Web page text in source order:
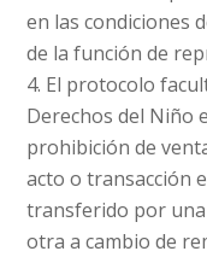
en las condiciones
de la función de
El protocolo
Derechos del Niño
prohibición de
acto o transacción
transferido por
otra a cambio de